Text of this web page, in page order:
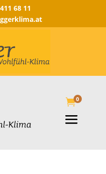
68 11
0